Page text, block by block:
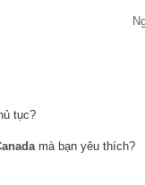
tục?
mà bạn yêu thích?